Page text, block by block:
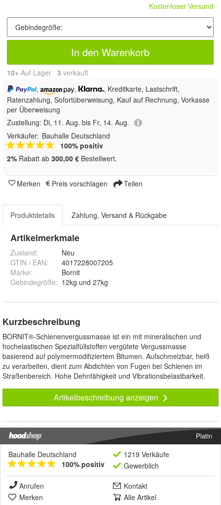
Kostenloser Versand
In den Warenkorb
10+ Auf Lager 3 verkauft
,
,
, Kreditkarte, Lastschrift,
Ratenzahlung, Sofortüberweisung, Kauf auf Rechnung, Vorkasse
per Überweisung
Zustellung: Di, 11. Aug. bis Fr, 14. Aug.
Verkäufer: Bauhalle Deutschland
100% positiv
2% Rabatt ab 300,00 € Bestellwert.
Merken Preis vorschlagen Teilen
Produktdetails Zahlung, Versand & Rückgabe
Artikelmerkmale
Zustand:
Neu
GTIN / EAN:
4017228007205
Marke:
Bornit
Gebindegröße: 12kg und 27kg
Kurzbeschreibung
BORNIT®-Schienenvergussmasse ist ein mit mineralischen und
hochelastischen Spezialfüllstoffen vergütete Vergussmasse
basierend auf polymermodifiziertem Bitumen. Aufschmelzbar, heiß
zu verarbeiten, dient zum Abdichten von Fugen bei Schienen im
Straßenbereich. Hohe Dehnfähigkeit und Vibrationsbelastbarkeit.
Artikelbeschreibung anzeigen
Platin
Bauhalle Deutschland
100% positiv
1219 Verkäufe
Gewerblich
Anrufen
Kontakt
Merken
Alle Artikel